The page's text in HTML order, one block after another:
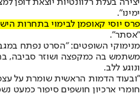
יצירה בעלת רלוונטיות יוצאת דופן
ימינו".
פרס יוסי קאופמן לבימוי בתחרות
"אסתר".
מנימוקי השופטים: "הסרט נפתח
משתמש בה כמקפצה ושוזר סביבה,
ונוגע ללב.
"ובעוד הדמות הראשית שומרת על
חומרי ארכיון חושפים סיפור כמעט